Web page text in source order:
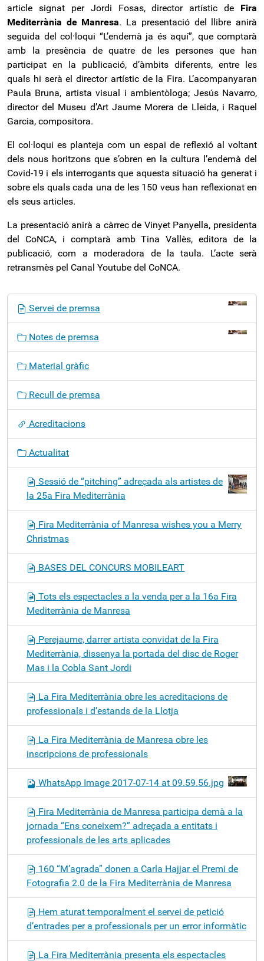
article signat per Jordi Fosas, director artístic de Fira
Mediterrània de Manresa. La presentació del llibre anirà
seguida del col·loqui “L’endemà ja és aquí”, que comptarà
amb la presència de quatre de les persones que han
participat en la publicació, d’àmbits diferents, entre les
quals hi serà el director artístic de la Fira. L’acompanyaran
Paula Bruna, artista visual i ambientòloga; Jesús Navarro,
director del Museu d’Art Jaume Morera de Lleida, i Raquel
Garcia, compositora.
El col·loqui es planteja com un espai de reflexió al voltant
dels nous horitzons que s’obren en la cultura l’endemà del
Covid-19 i els interrogants que aquesta situació ha generat i
sobre els quals cada una de les 150 veus han reflexionat en
els seus articles.
La presentació anirà a càrrec de Vinyet Panyella, presidenta
del CoNCA, i comptarà amb Tina Vallès, editora de la
publicació, com a moderadora de la taula. L’acte serà
retransmès pel Canal Youtube del CoNCA.
ó
Servei de premsa
Notes de premsa
Material gràfic
Recull de premsa
Acreditacions
Actualitat
Sessió de “pitching” adreçada als artistes de
la 25a Fira Mediterrània
Fira Mediterrània of Manresa wishes you a Merry
Christmas
BASES DEL CONCURS MOBILEART
Tots els espectacles a la venda per a la 16a Fira
Mediterrània de Manresa
Perejaume, darrer artista convidat de la Fira
Mediterrània, dissenya la portada del disc de Roger
Mas i la Cobla Sant Jordi
La Fira Mediterrània obre les acreditacions de
professionals i d’estands de la Llotja
La Fira Mediterrània de Manresa obre les
inscripcions de professionals
WhatsApp Image 2017-07-14 at 09.59.56.jpg
Fira Mediterrània de Manresa participa demà a la
jornada “Ens coneixem?” adreçada a entitats i
professionals de les arts aplicades
160 “M’agrada” donen a Carla Hajjar el Premi de
Fotografia 2.0 de la Fira Mediterrània de Manresa
Hem aturat temporalment el servei de petició
d’entrades per a professionals per un error informàtic
La Fira Mediterrània presenta els espectacles